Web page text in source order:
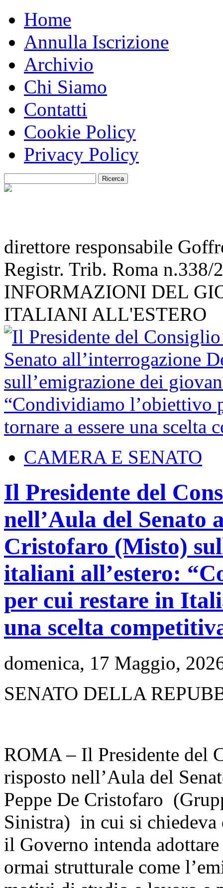
Home
Annulla Iscrizione
Archivio
Chi Siamo
Contatti
Cookie Policy
Privacy Policy
direttore responsabile
Registr. Trib. Roma n.338/
INFORMAZIONI DEL
ITALIANI ALL'ESTERO
CAMERA E SENATO
Il Presidente del
nell’Aula del Senato
Cristofaro (Misto)
italiani all’estero:
per cui restare in
una scelta
domenica, 17 Maggio,
SENATO DELLA
ROMA – Il Presidente del
risposto nell’Aula del
Peppe De Cristofaro
Sinistra) in cui si
il Governo intenda
ormai strutturale come